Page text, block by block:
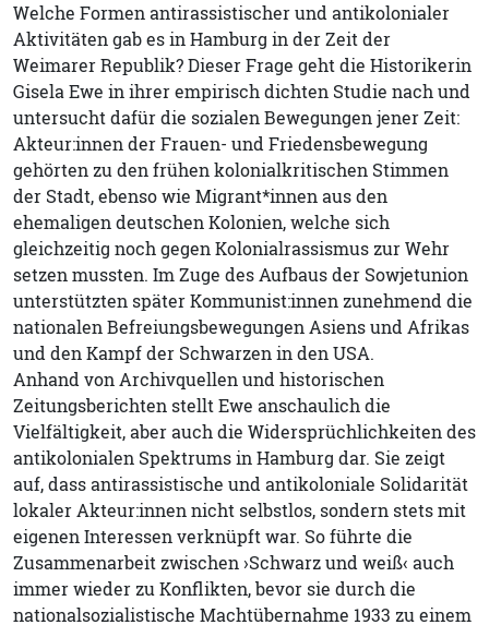
Welche Formen antirassistischer und antikolonialer
Aktivitäten gab es in Hamburg in der Zeit der
Weimarer Republik? Dieser Frage geht die Historikerin
Gisela Ewe in ihrer empirisch dichten Studie nach und
untersucht dafür die sozialen Bewegungen jener Zeit:
Akteur:innen der Frauen- und Friedensbewegung
gehörten zu den frühen kolonialkritischen Stimmen
der Stadt, ebenso wie Migrant*innen aus den
ehemaligen deutschen Kolonien, welche sich
gleichzeitig noch gegen Kolonialrassismus zur Wehr
setzen mussten. Im Zuge des Aufbaus der Sowjetunion
unterstützten später Kommunist:innen zunehmend die
nationalen Befreiungsbewegungen Asiens und Afrikas
und den Kampf der Schwarzen in den USA.
Anhand von Archivquellen und historischen
Zeitungsberichten stellt Ewe anschaulich die
Vielfältigkeit, aber auch die Widersprüchlichkeiten des
antikolonialen Spektrums in Hamburg dar. Sie zeigt
auf, dass antirassistische und antikoloniale Solidarität
lokaler Akteur:innen nicht selbstlos, sondern stets mit
eigenen Interessen verknüpft war. So führte die
Zusammenarbeit zwischen ›Schwarz und weiß‹ auch
immer wieder zu Konflikten, bevor sie durch die
nationalsozialistische Machtübernahme 1933 zu einem